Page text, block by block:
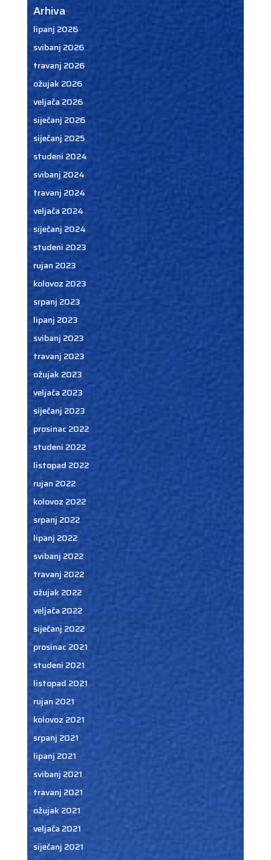
Arhiva
lipanj 2026
svibanj 2026
travanj 2026
ožujak 2026
veljača 2026
siječanj 2026
siječanj 2025
studeni 2024
svibanj 2024
travanj 2024
veljača 2024
siječanj 2024
studeni 2023
rujan 2023
kolovoz 2023
srpanj 2023
lipanj 2023
svibanj 2023
travanj 2023
ožujak 2023
veljača 2023
siječanj 2023
prosinac 2022
studeni 2022
listopad 2022
rujan 2022
kolovoz 2022
srpanj 2022
lipanj 2022
svibanj 2022
travanj 2022
ožujak 2022
veljača 2022
siječanj 2022
prosinac 2021
studeni 2021
listopad 2021
rujan 2021
kolovoz 2021
srpanj 2021
lipanj 2021
svibanj 2021
travanj 2021
ožujak 2021
veljača 2021
siječanj 2021